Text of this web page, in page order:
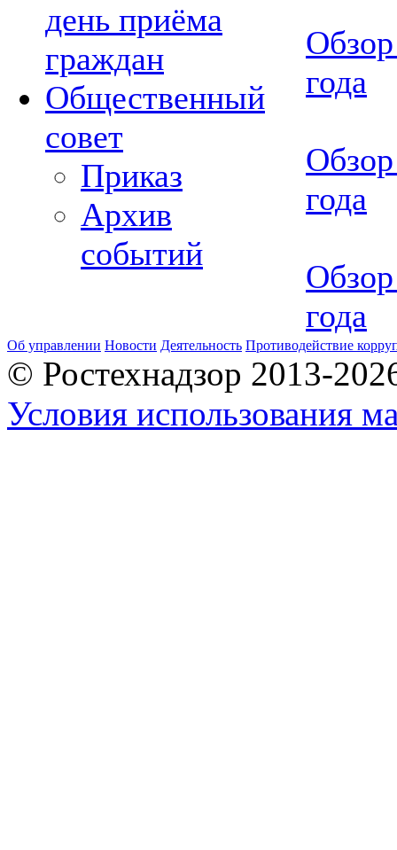
день приёма
граждан
Общественный
совет
Приказ
Архив
событий
года
года
года
Об управлении Новости Деятельность Противодействие
© Ростехнадзор 2013-
Условия использования